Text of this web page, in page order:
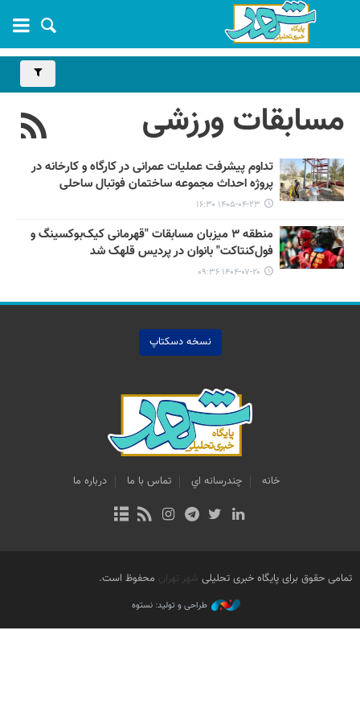
مسابقات ورزشی
تداوم پیشرفت عملیات عمرانی در کارگاه و کارخانه در
پروژه احداث مجموعه ساختمان فوتبال ساحلی
۱۴۰۵-۰۴-۲۳ ۱۶:۳۰
‌منطقه ۳ میزبان مسابقات "قهرمانی کیک‌بوکسینگ و
فول‌کنتاکت" بانوان در پردیس قلهک شد
۱۴۰۴-۰۷-۲۰ ۰۹:۳۶
نسخه دسکتاپ
خانه چندرسانه اي تماس با ما درباره ما
تمامی حقوق برای پایگاه خبری تحلیلی شهر تهران محفوظ است.
طراحی و تولید: نستوه